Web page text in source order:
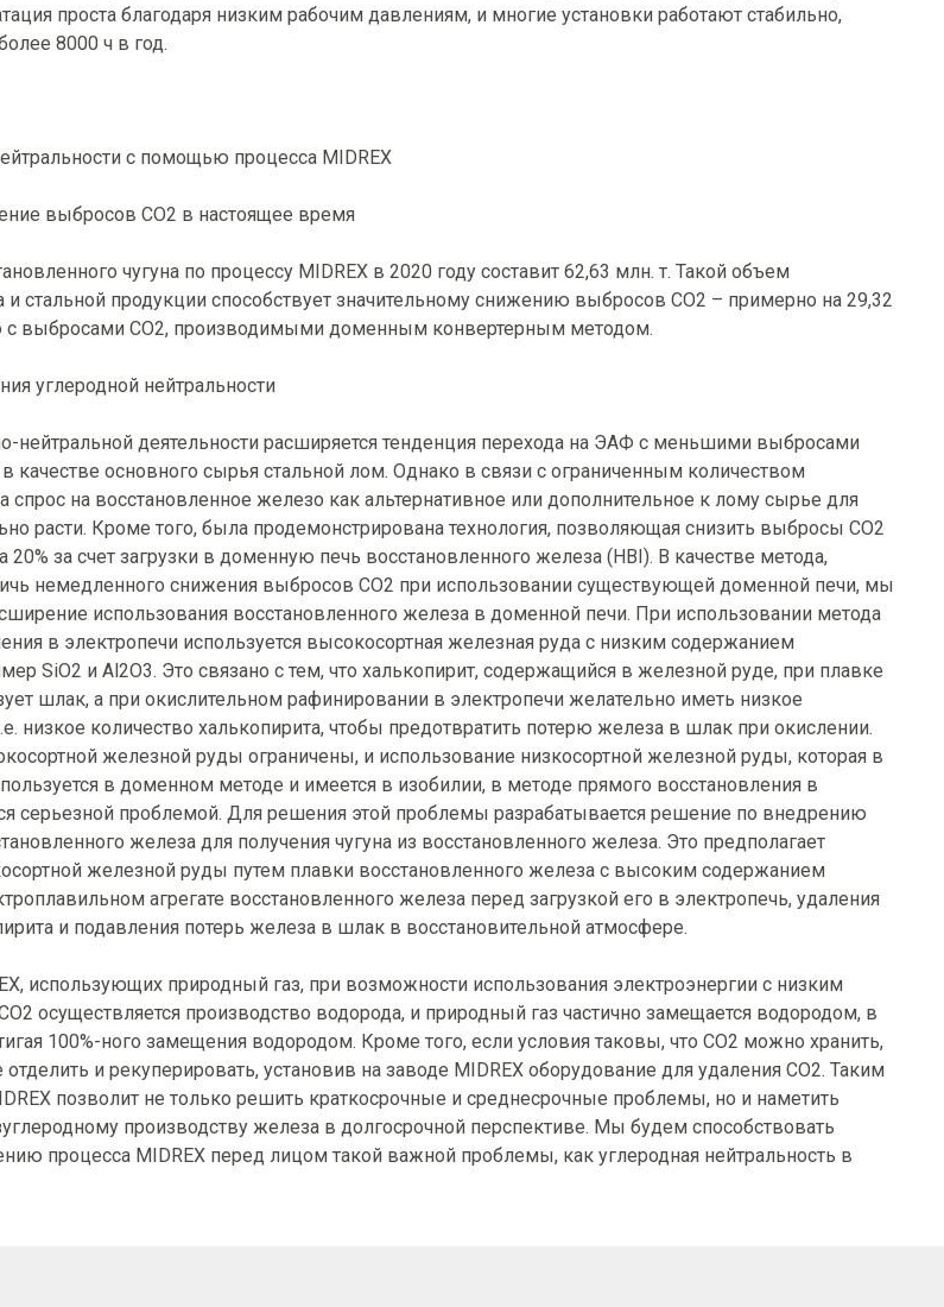
проста благодаря низким рабочим давлениям, и многие установки работают стабильно,
8000 ч в год.
с помощью процесса MIDREX
выбросов CO2 в настоящее время
чугуна по процессу MIDREX в 2020 году составит 62,63 млн. т. Такой объем
и стальной продукции способствует значительному снижению выбросов CO2 – примерно на 29,32
с выбросами CO2, производимыми доменным конвертерным методом.
углеродной нейтральности
нейтральной деятельности расширяется тенденция перехода на ЭАФ с меньшими выбросами
качестве основного сырья стальной лом. Однако в связи с ограниченным количеством
спрос на восстановленное железо как альтернативное или дополнительное к лому сырье для
расти. Кроме того, была продемонстрирована технология, позволяющая снизить выбросы CO2
за счет загрузки в доменную печь восстановленного железа (HBI). В качестве метода,
немедленного снижения выбросов CO2 при использовании существующей доменной печи, мы
использования восстановленного железа в доменной печи. При использовании метода
в электропечи используется высокосортная железная руда с низким содержанием
SiO2 и Al2O3. Это связано с тем, что халькопирит, содержащийся в железной руде, при плавке
шлак, а при окислительном рафинировании в электропечи желательно иметь низкое
низкое количество халькопирита, чтобы предотвратить потерю железа в шлак при окислении.
железной руды ограничены, и использование низкосортной железной руды, которая в
в доменном методе и имеется в изобилии, в методе прямого восстановления в
серьезной проблемой. Для решения этой проблемы разрабатывается решение по внедрению
железа для получения чугуна из восстановленного железа. Это предполагает
железной руды путем плавки восстановленного железа с высоким содержанием
агрегате восстановленного железа перед загрузкой его в электропечь, удаления
и подавления потерь железа в шлак в восстановительной атмосфере.
использующих природный газ, при возможности использования электроэнергии с низким
осуществляется производство водорода, и природный газ частично замещается водородом, в
100%-ного замещения водородом. Кроме того, если условия таковы, что СО2 можно хранить,
и рекуперировать, установив на заводе MIDREX оборудование для удаления СО2. Таким
позволит не только решить краткосрочные и среднесрочные проблемы, но и наметить
производству железа в долгосрочной перспективе. Мы будем способствовать
процесса MIDREX перед лицом такой важной проблемы, как углеродная нейтральность в